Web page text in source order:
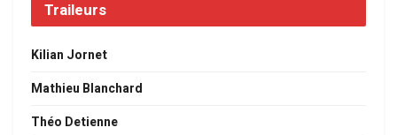
Traileurs
Kilian Jornet
Mathieu Blanchard
Théo Detienne